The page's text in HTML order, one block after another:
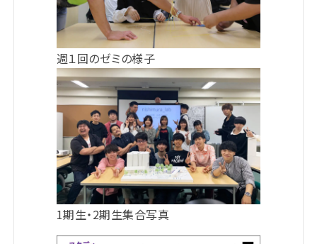
週１回のゼミの様子
1期生・2期生集合写真